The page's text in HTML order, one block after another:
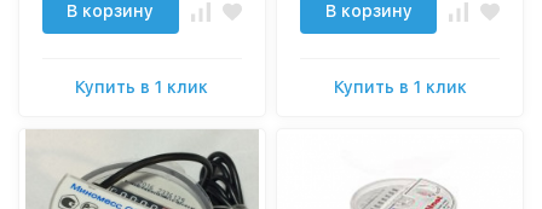
В корзину
Купить в 1 клик
В корзину
Купить в 1 клик